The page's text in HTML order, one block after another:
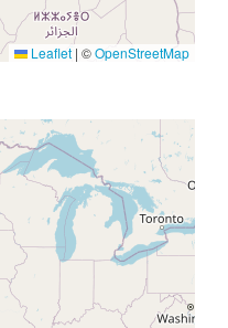
Leaflet | ©OpenStreetMap